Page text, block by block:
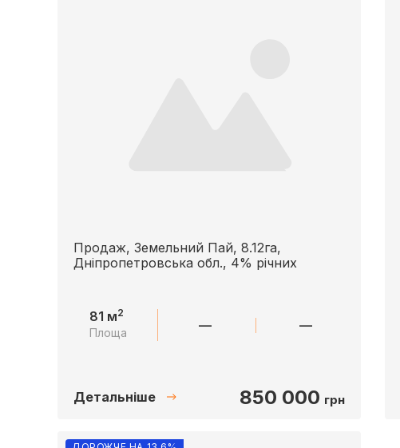
Продаж, Земельний Пай, 8.12га,
Дніпропетровська обл., 4% річних
81 м2
Площа — —
Детальніше 850 000 грн